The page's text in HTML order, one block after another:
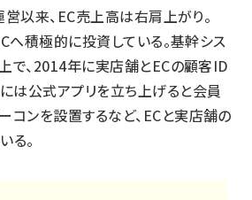
以来、EC売上高は右肩上がり。
積極的に投資している。基幹シス
で、2014年に実店舗とECの顧客ID
には公式アプリを立ち上げると会員
コンを設置するなど、ECと実店舗の
る。